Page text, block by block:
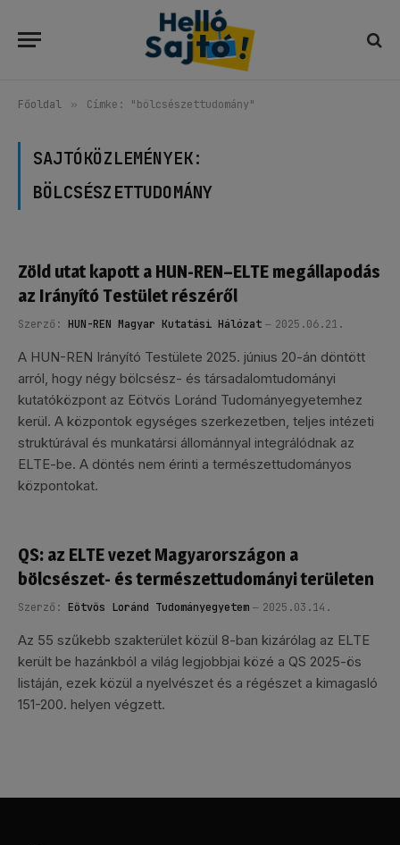
Főoldal » Címke: "bölcsészettudomány"
SAJTÓKÖZLEMÉNYEK:
BÖLCSÉSZETTUDOMÁNY
Zöld utat kapott a HUN-REN–ELTE megállapodás
az Irányító Testület részéről
Szerző: HUN-REN Magyar Kutatási Hálózat 2025.06.21.
A HUN-REN Irányító Testülete 2025. június 20-án döntött
arról, hogy négy bölcsész- és társadalomtudományi
kutatóközpont az Eötvös Loránd Tudományegyetemhez
kerül. A központok egységes szerkezetben, teljes intézeti
struktúrával és munkatársi állománnyal integrálódnak az
ELTE-be. A döntés nem érinti a természettudományos
központokat.
QS: az ELTE vezet Magyarországon a
bölcsészet- és természettudományi területen
Szerző: Eötvös Loránd Tudományegyetem 2025.03.14.
Az 55 szűkebb szakterület közül 8-ban kizárólag az ELTE
került be hazánkból a világ legjobbjai közé a QS 2025-ös
listáján, ezek közül a nyelvészet és a régészet a kimagasló
151-200. helyen végzett.